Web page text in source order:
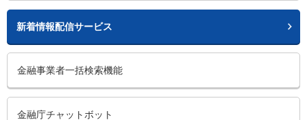
新着情報配信サービス
金融事業者一括検索機能
金融庁チャットボット